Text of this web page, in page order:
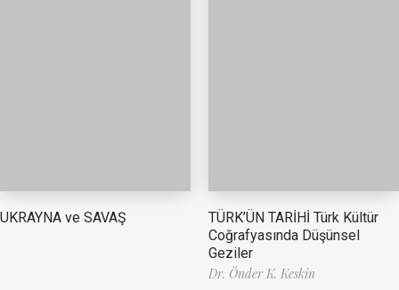
UKRAYNA ve SAVAŞ
TÜRK’ÜN TARİHİ Türk Kültür
Coğrafyasında Düşünsel
Geziler
Dr. Önder K. Keskin